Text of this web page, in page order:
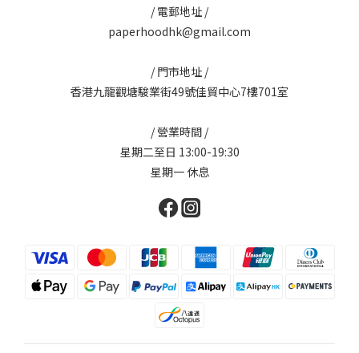
/ 電郵地址 /
paperhoodhk@gmail.com
/ 門市地址 /
香港九龍觀塘駿業街49號佳貿中心7樓701室
/ 營業時間 /
星期二至日 13:00-19:30
星期一 休息